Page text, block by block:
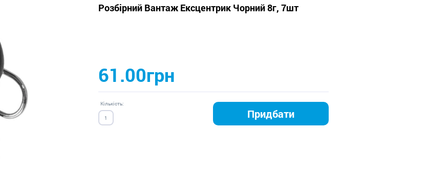
Розбірний Вантаж Ексцентрик Чорний 8г, 7шт
61.00грн
Кількість:
Придбати